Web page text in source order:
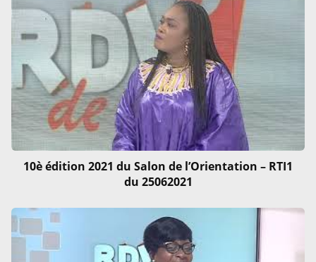
10è édition 2021 du Salon de l’Orientation – RTI1
du 25062021